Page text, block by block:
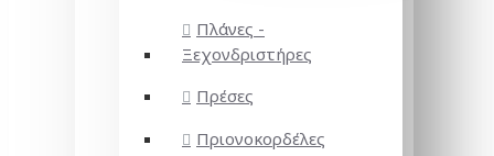
Πλάνες -
Ξεχονδριστήρες
Πρέσες
Πριονοκορδέλες